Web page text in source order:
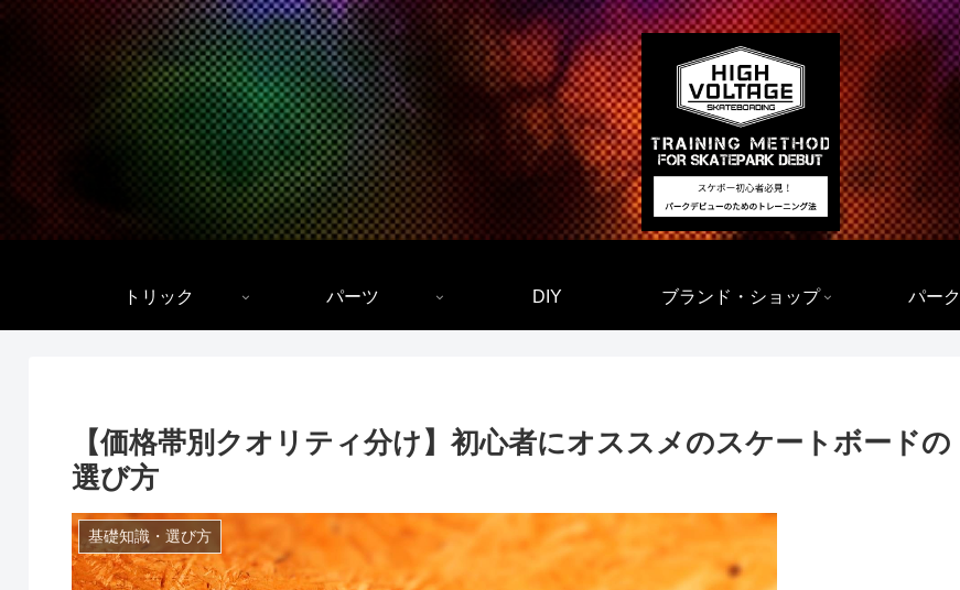
トリック パーツ DIY ブランド・ショップ パーク
【価格帯別クオリティ分け】初心者にオススメのスケートボードの
選び方
基礎知識・選び方